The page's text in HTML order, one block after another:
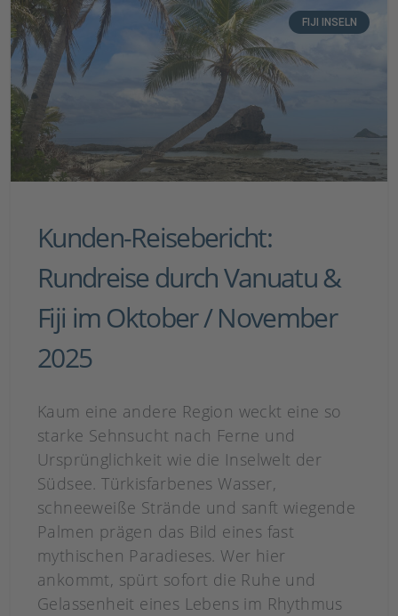
FIJI INSELN
Kunden-Reisebericht:
Rundreise durch Vanuatu &
Fiji im Oktober / November
2025
Kaum eine andere Region weckt eine so
starke Sehnsucht nach Ferne und
Ursprünglichkeit wie die Inselwelt der
Südsee. Türkisfarbenes Wasser,
schneeweiße Strände und sanft wiegende
Palmen prägen das Bild eines fast
mythischen Paradieses. Wer hier
ankommt, spürt sofort die Ruhe und
Gelassenheit eines Lebens im Rhythmus